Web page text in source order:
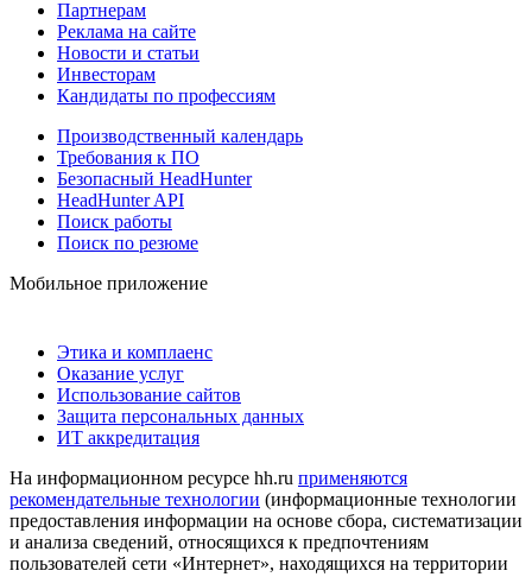
Партнерам
Реклама на сайте
Новости и статьи
Инвесторам
Кандидаты по профессиям
Производственный календарь
Требования к ПО
Безопасный HeadHunter
HeadHunter API
Поиск работы
Поиск по резюме
Мобильное приложение
Этика и комплаенс
Оказание услуг
Использование сайтов
Защита персональных данных
ИТ аккредитация
На информационном ресурсе hh.ru применяются
рекомендательные технологии (информационные технологии
предоставления информации на основе сбора, систематизации
и анализа сведений, относящихся к предпочтениям
пользователей сети «Интернет», находящихся на территории